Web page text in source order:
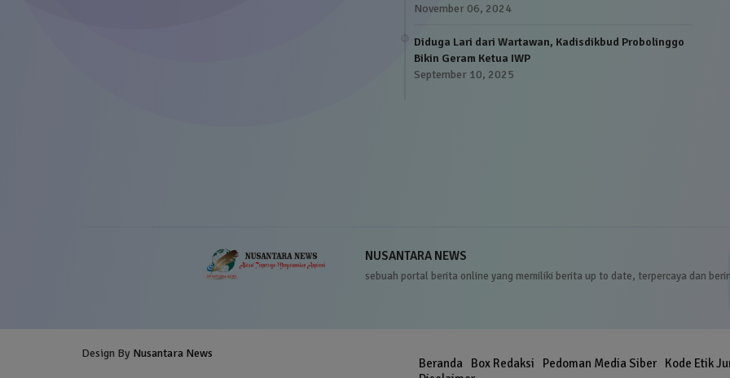
November 06, 2024
Diduga Lari dari Wartawan, Kadisdikbud Probolinggo
Bikin Geram Ketua IWP
September 10, 2025
NUSANTARA NEWS
sebuah portal berita online yang memiliki berita up to date, terpercaya dan
Design By Nusantara News
Beranda Box Redaksi Pedoman Media Siber
Kode Etik